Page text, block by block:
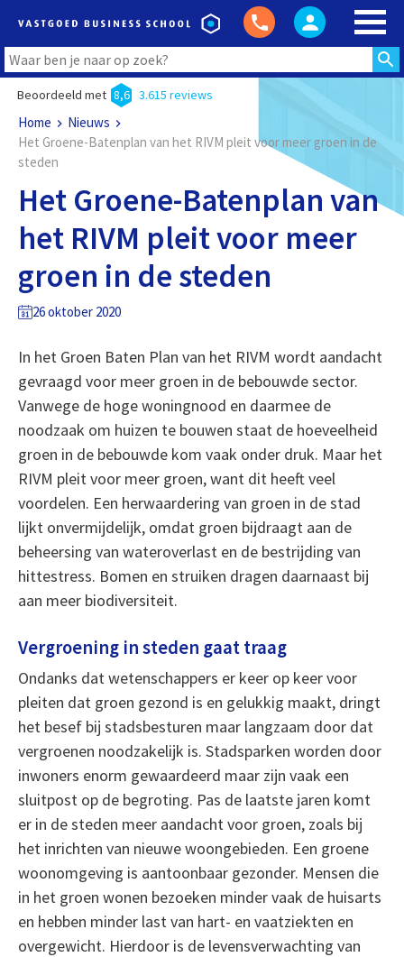
Beoordeeld met 8,6 3.615 reviews
Home
Nieuws
Het Groene-Batenplan van het RIVM pleit voor meer groen in de
steden
Het Groene-Batenplan van
het RIVM pleit voor meer
groen in de steden
26 oktober 2020
In het Groen Baten Plan van het RIVM wordt aandacht
gevraagd voor meer groen in de bebouwde sector.
Vanwege de hoge woningnood en daarmee de
noodzaak om huizen te bouwen staat de hoeveelheid
groen in de bebouwde kom vaak onder druk. Maar het
RIVM pleit voor meer groen, want dit heeft veel
voordelen. Een herwaardering van groen in de stad
lijkt onvermijdelijk, omdat groen bijdraagt aan de
beheersing van wateroverlast en de bestrijding van
hittestress. Bomen en struiken dragen daarnaast bij
aan meer biodiversiteit.
Vergroening in steden gaat traag
Ondanks dat wetenschappers er keer op keer voor
pleiten dat groen gezond is en gelukkig maakt, dringt
het besef bij stadsbesturen maar langzaam door dat
vergroenen noodzakelijk is. Stadsparken worden door
inwoners enorm gewaardeerd maar zijn vaak een
sluitpost op de begroting. Pas de laatste jaren komt
er in de steden meer aandacht voor groen, zoals bij
het inrichten van nieuwe woongebieden. Een groene
woonomgeving is aantoonbaar gezonder. Mensen die
in het groen wonen bezoeken minder vaak de huisarts
en hebben minder last van hart- en vaatziekten en
overgewicht. Hierdoor is de levensverwachting van